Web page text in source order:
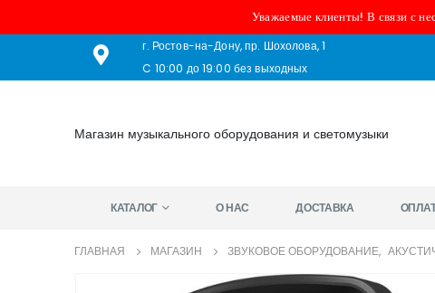
Уважаемые клиенты! В связи с
г. Ростов-на-Дону, пр. Шохолова, 1
C 10:00 до 19:00 без выходных
Магазин музыкального оборудования и светомузыки
КАТАЛОГ О НАС ДОСТАВКА
ГЛАВНАЯ МАГАЗИН ЗВУКОВОЕ ОБОРУДОВАНИЕ,